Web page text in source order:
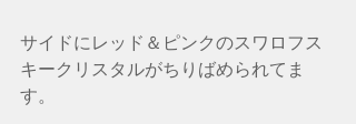
サイドにレッド＆ピンクのスワロフス
キークリスタルがちりばめられてま
す。